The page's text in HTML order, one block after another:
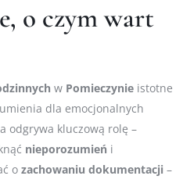
o czym wart
w Pomieczynie istotne
dla emocjonalnych
odgrywa kluczową rolę –
nieporozumień i
o zachowaniu dokumentacji –